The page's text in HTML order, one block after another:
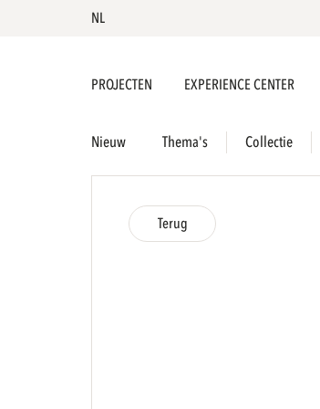
NL
PROJECTEN EXPERIENCE CENTER
Nieuw Thema's Collectie
Terug